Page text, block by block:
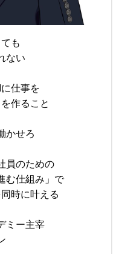
も
ない
仕事を
作ること
かせろ
員のための
む仕組み」で
時に叶える
ミー主宰